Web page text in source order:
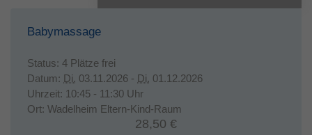
Babymassage
Status: 4 Plätze frei
Datum: Di. 03.11.2026 - Di. 01.12.2026
Uhrzeit: 10:45 - 11:30 Uhr
Ort: Wadelheim Eltern-Kind-Raum
28,50 €